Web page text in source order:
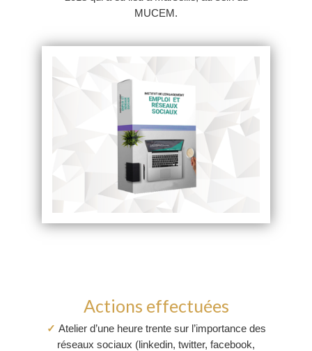
MUCEM.
Actions effectuées
✓ Atelier d’une heure trente sur l’importance des
réseaux sociaux (linkedin, twitter, facebook,